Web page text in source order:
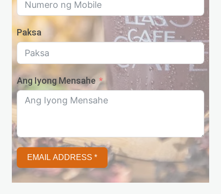
Paksa
Ang Iyong Mensahe
EMAIL ADDRESS *